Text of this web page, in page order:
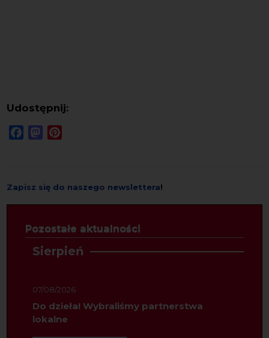
Udostępnij:
FacebookMastodon
Zapisz się do naszego newslettera!
Pozostałe aktualności
Sierpień
07/08/2026
Do dzieła! Wybraliśmy partnerstwa
lokalne